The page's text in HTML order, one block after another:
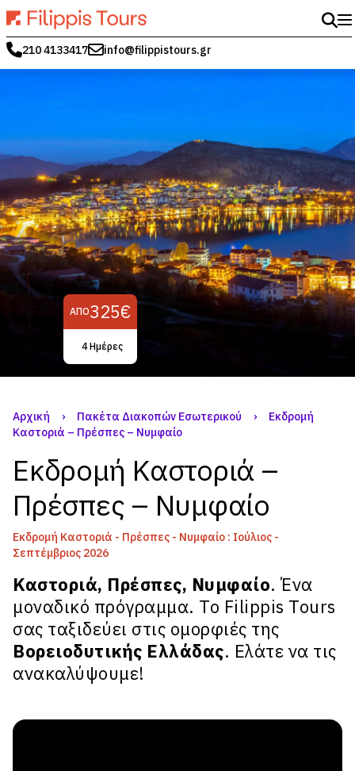
210 4133417 info@filippistours.gr
ΑΠΌ325€
4 Ημέρες
Αρχική › Πακέτα Διακοπών Εσωτερικού ›
Εκδρομή
Καστοριά – Πρέσπες – Νυμφαίο
Εκδρομή Καστοριά –
Πρέσπες – Νυμφαίο
Εκδρομή Καστοριά - Πρέσπες - Νυμφαίο : Ιούλιος -
Σεπτέμβριος 2026
Καστοριά, Πρέσπες, Νυμφαίο. Ένα
μοναδικό πρόγραμμα. Το Filippis Tours
σας ταξιδεύει στις ομορφιές της
Βορειοδυτικής Ελλάδας. Ελάτε να τις
ανακαλύψουμε!